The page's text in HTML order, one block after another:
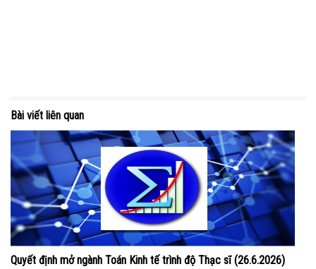
Bài viết liên quan
Quyết định mở ngành Toán Kinh tế trình độ Thạc sĩ (26.6.2026)